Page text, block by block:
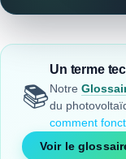
📚
Un terme
Notre
du
comment
Voir le